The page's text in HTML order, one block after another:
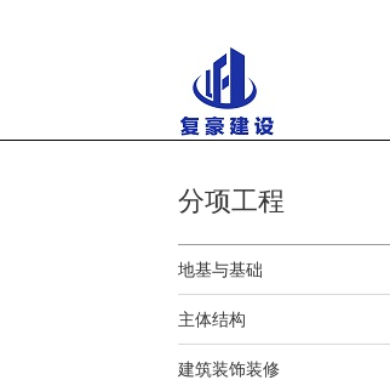
分项工程
地基与基础
主体结构
建筑装饰装修